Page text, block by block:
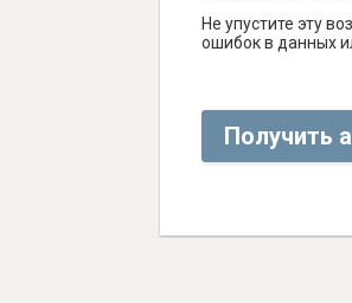
Не упустите эту
ошибок в данных
Получить